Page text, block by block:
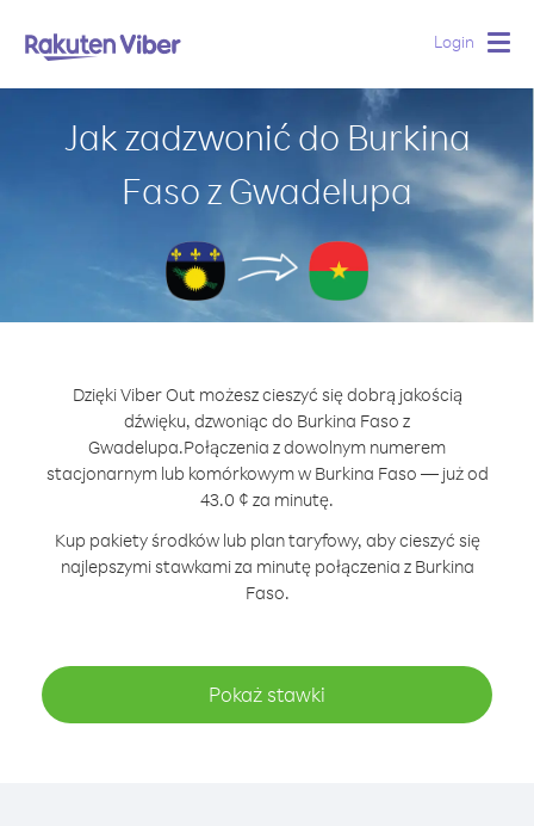
Login
Jak zadzwonić do Burkina
Faso z Gwadelupa
Dzięki Viber Out możesz cieszyć się dobrą jakością
dźwięku, dzwoniąc do Burkina Faso z
Gwadelupa.Połączenia z dowolnym numerem
stacjonarnym lub komórkowym w Burkina Faso — już od
43.0 ¢ za minutę.
Kup pakiety środków lub plan taryfowy, aby cieszyć się
najlepszymi stawkami za minutę połączenia z Burkina
Faso.
Pokaż stawki